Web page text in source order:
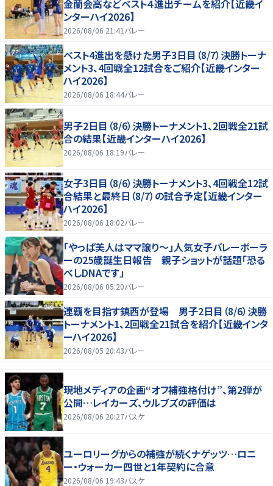
金蘭会高などベスト４進出チームを紹介【近畿イ
ンターハイ2026】
2026/08/06 21:41 バレー
ベスト4進出を懸けた男子3日目（8/7）決勝トーナ
メント3、4回戦全12試合をご紹介【近畿インター
ハイ2026】
2026/08/06 18:44バレー
男子2日目（8/6）決勝トーナメント1、2回戦全21試
合の結果【近畿インターハイ2026】
2026/08/06 18:19バレー
女子3日目（8/6）決勝トーナメント3、4回戦全12試
合結果と最終日（8/7）の試合予定【近畿インター
ハイ2026】
2026/08/06 18:02バレー
「やっぱ美人はママ譲り～」人気女子バレーボーラ
ーの25歳誕生日報告 親子ショットが話題「恐る
べしDNAです」
2026/08/06 05:20バレー
連覇を目指す鎮西が登場 男子2日目（8/6）決勝
トーナメント1、2回戦全21試合を紹介【近畿インタ
ーハイ2026】
2026/08/05 20:43バレー
現地メディアの企画“オフ補強格付け”、第2弾が
公開…レイカーズ、ウルブズの評価は
2026/08/06 20:27バスケ
ユーロリーグからの補強が続くナゲッツ…ロニ
ー・ウォーカー四世と1年契約に合意
2026/08/06 19:43バスケ